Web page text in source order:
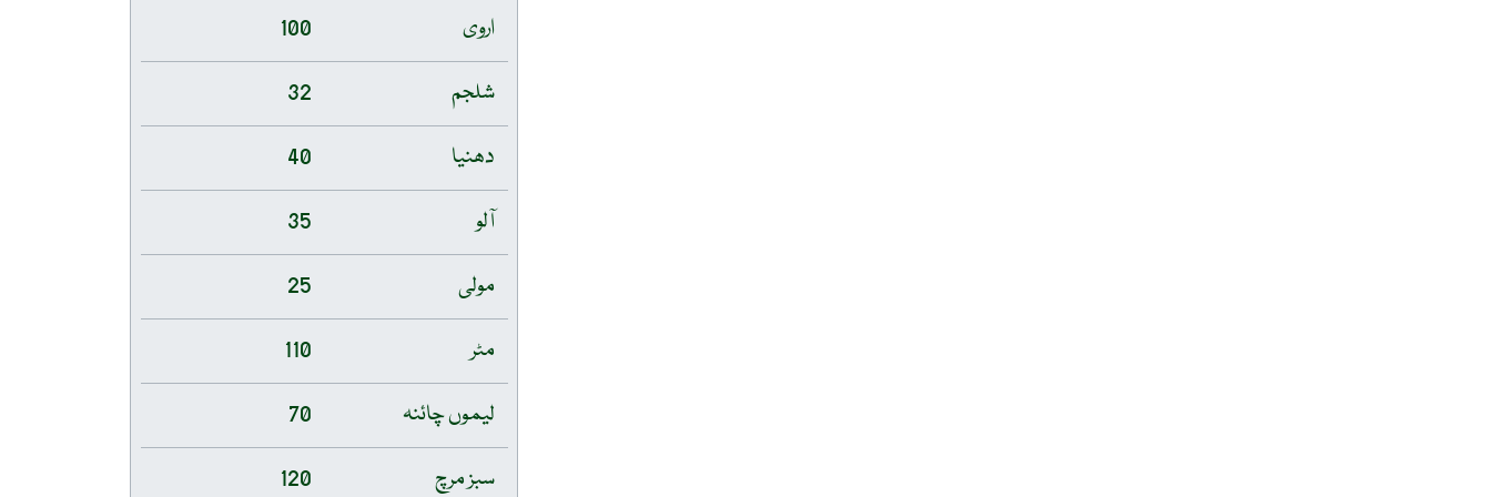
اروی
100
شلجم
32
دھنیا
40
آلو
35
مولی
25
مٹر
110
لیموں چائنہ
70
سبز مرچ
120